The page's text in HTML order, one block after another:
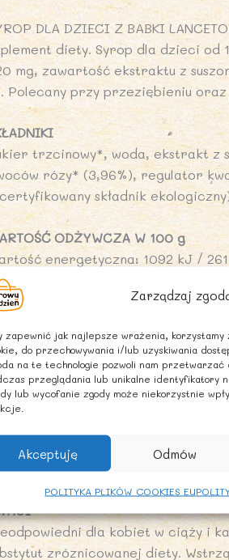
Zarządzaj
zapewnić jak najlepsze wrażenia, korzystamy
do przechowywania i/lub uzyskiwania
na te technologie pozwoli nam przetwarzać
przeglądania lub unikalne identyfikatory
lub wycofanie zgody może niekorzystnie
Akceptuję Odmów
POLITYKA PLIKÓW COOKIES EU
DLA DZIECI Z BABKI
diety. Syrop dla dzieci
mg, zawartość ekstraktu z
Polecany przy przeziębieniu
trzcinowy*, woda, ekstrakt z
rózy* (3,96%), regulator
składnik
ODŻYWCZA W 100 g
energetyczna: 1092 kJ /
0 g
kwasy tłuszczowe nasycone: 0
cukry: 65 g
0 g
0 g
od 12 miesiąca życia: 2 razy
powyżej 3-go roku życia: 2
dla kobiet w ciąży i
zróznicowanej diety.